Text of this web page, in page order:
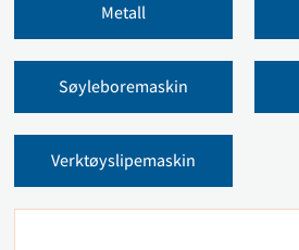
Metall
Søyleboremaskin
Verktøyslipemaskin